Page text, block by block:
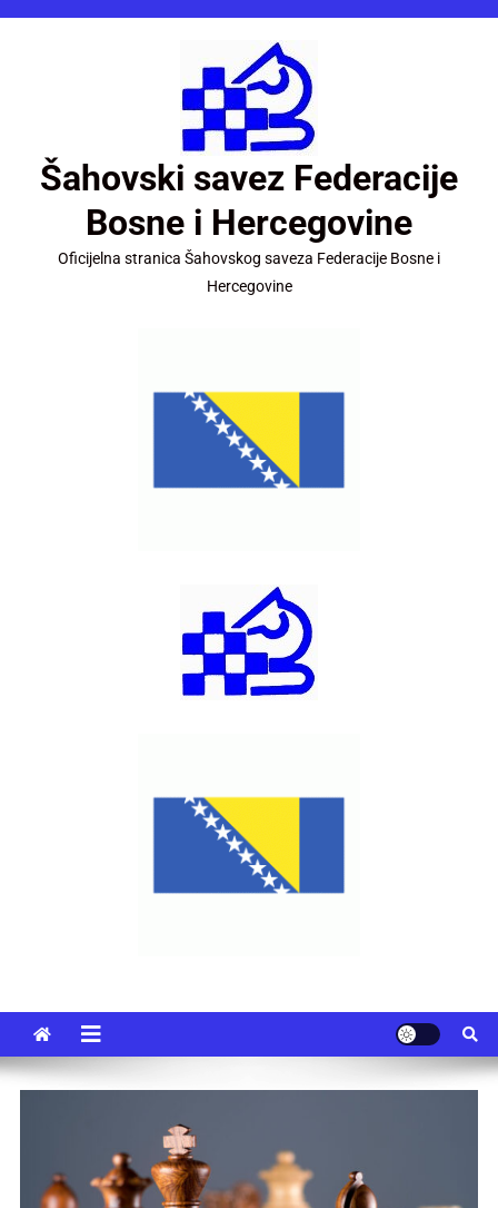
Šahovski savez Federacije
Bosne i Hercegovine
Oficijelna stranica Šahovskog saveza Federacije Bosne i
Hercegovine